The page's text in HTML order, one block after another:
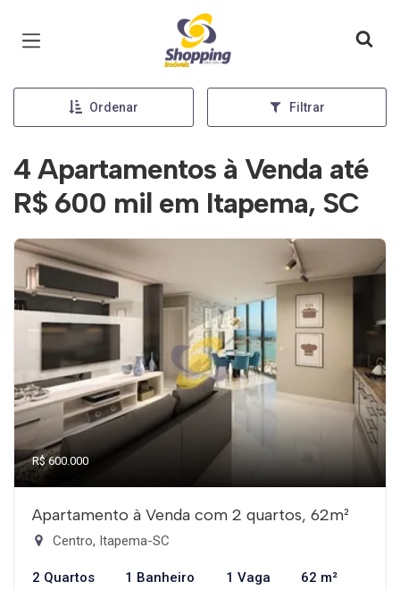
Página inicial
Ordenar Filtrar
4 Apartamentos à Venda até
R$ 600 mil em Itapema, SC
R$ 600.000
Apartamento à Venda com 2 quartos, 62m²
Centro, Itapema-SC
2 Quartos 1 Banheiro 1 Vaga 62 m²